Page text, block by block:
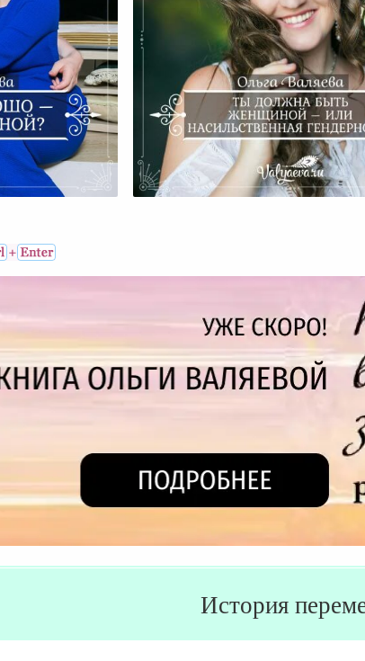
— Быть
Ты Должна Быть
Или
Гендерность
История